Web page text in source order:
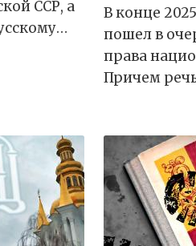
ССР, а
В конце
пошел в
права
Причем